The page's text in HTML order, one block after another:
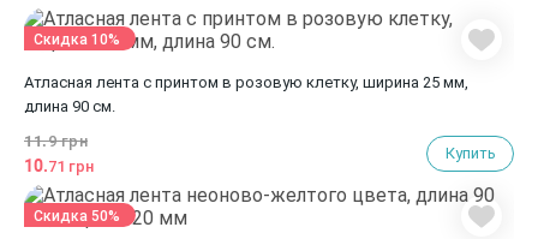
Атласная лента с принтом в розовую клетку, ширина 25 мм,
длина 90 см.
11.9 грн
10.71 грн
Купить
Скидка 10%
Скидка 50%